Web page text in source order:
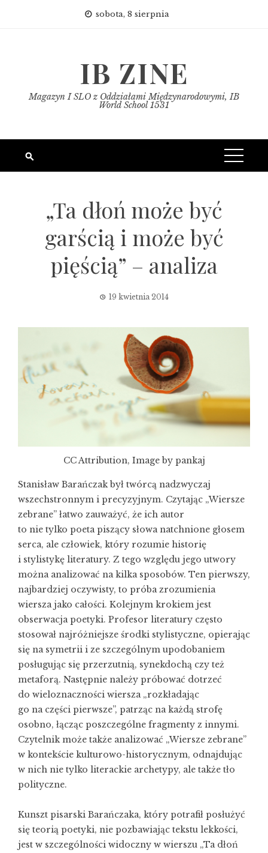
sobota, 8 sierpnia
IB ZINE
Magazyn I SLO z Oddziałami Międzynarodowymi, IB
World School 1531
„Ta dłoń może być
garścią i może być
pięścią” – analiza
19 kwietnia 2014
CC Attribution, Image by pankaj
Stanisław Barańczak był twórcą nadzwyczaj
wszechstronnym i precyzyjnym. Czytając „Wiersze
zebrane” łatwo zauważyć, że ich autor
to nie tylko poeta piszący słowa natchnione głosem
serca, ale człowiek, który rozumie historię
i stylistykę literatury. Z tego względu jego utwory
można analizować na kilka sposobów. Ten pierwszy,
najbardziej oczywisty, to próba zrozumienia
wiersza jako całości. Kolejnym krokiem jest
obserwacja poetyki. Profesor literatury często
stosował najróżniejsze środki stylistyczne, opierając
się na symetrii i ze szczególnym upodobaniem
posługując się przerzutnią, synekdochą czy też
metaforą. Następnie należy próbować dotrzeć
do wieloznaczności wiersza „rozkładając
go na części pierwsze”, patrząc na każdą strofę
osobno, łącząc poszczególne fragmenty z innymi.
Czytelnik może także analizować „Wiersze zebrane”
w kontekście kulturowo-historycznym, odnajdując
w nich nie tylko literackie archetypy, ale także tło
polityczne.
Kunszt pisarski Barańczaka, który potrafił posłużyć
się teorią poetyki, nie pozbawiając tekstu lekkości,
jest w szczególności widoczny w wierszu „Ta dłoń